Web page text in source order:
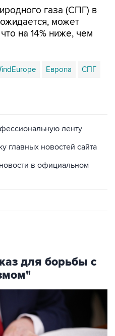
газа (СПГ) в
может
на 14% ниже, чем
Европа СПГ
ленту
главных новостей сайта
в официальном
для борьбы с